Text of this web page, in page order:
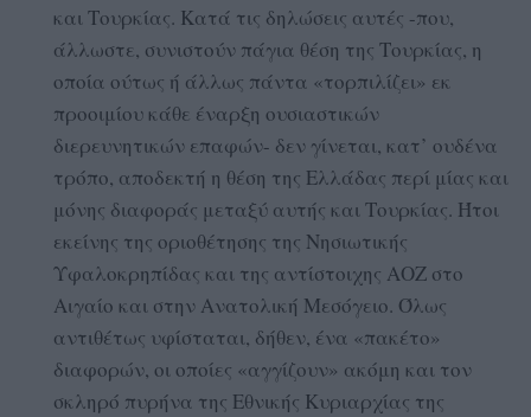
και Τουρκίας. Κατά τις δηλώσεις αυτές -που,
άλλωστε, συνιστούν πάγια θέση της Τουρκίας, η
οποία ούτως ή άλλως πάντα «τορπιλίζει» εκ
προοιμίου κάθε έναρξη ουσιαστικών
διερευνητικών επαφών- δεν γίνεται, κατ’ ουδένα
τρόπο, αποδεκτή η θέση της Ελλάδας περί μίας και
μόνης διαφοράς μεταξύ αυτής και Τουρκίας. Ήτοι
εκείνης της οριοθέτησης της Νησιωτικής
Υφαλοκρηπίδας και της αντίστοιχης ΑΟΖ στο
Αιγαίο και στην Ανατολική Μεσόγειο. Όλως
αντιθέτως υφίσταται, δήθεν, ένα «πακέτο»
διαφορών, οι οποίες «αγγίζουν» ακόμη και τον
σκληρό πυρήνα της Εθνικής Κυριαρχίας της